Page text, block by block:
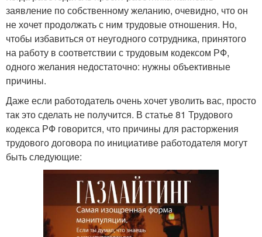
заявление по собственному желанию, очевидно, что он
не хочет продолжать с ним трудовые отношения. Но,
чтобы избавиться от неугодного сотрудника, принятого
на работу в соответствии с трудовым кодексом РФ,
одного желания недостаточно: нужны объективные
причины.
Даже если работодатель очень хочет уволить вас, просто
так это сделать не получится. В статье 81 Трудового
кодекса РФ говорится, что причины для расторжения
трудового договора по инициативе работодателя могут
быть следующие: